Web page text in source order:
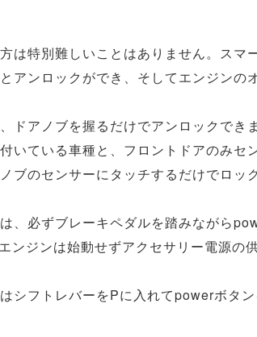
は特別難しいことはありません。スマ
アンロックができ、そしてエンジンの
ドアノブを握るだけでアンロックでき
いている車種と、フロントドアのみセ
ブのセンサーにタッチするだけでロッ
、必ずブレーキペダルを踏みながら
ンジンは始動せずアクセサリー電源の
シフトレバーをPに入れてpowerボタン